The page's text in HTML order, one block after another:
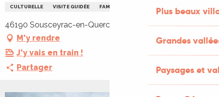
Plus beaux
Grandes
Paysages et
CULTURELLE VISITE GUIDÉE FAMILLE
46190 Sousceyrac-en-Quercy
M'y rendre
J'y vais en train !
Partager